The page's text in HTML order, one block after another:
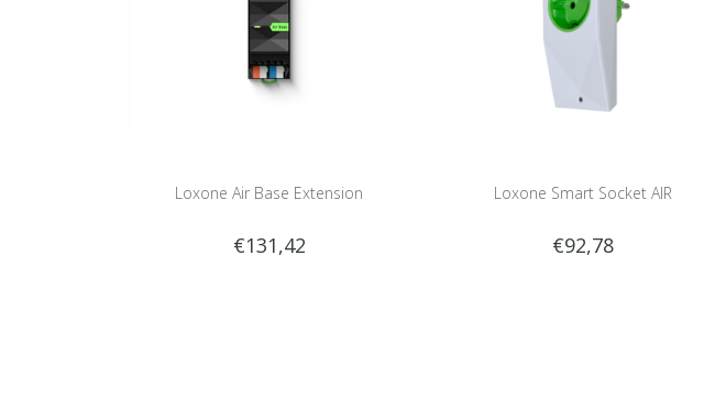
Loxone Air Base Extension
€131,42
Loxone Smart Socket AIR
€92,78